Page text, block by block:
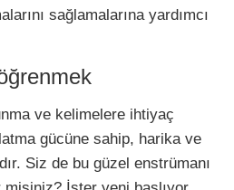
sağlamalarına yardımcı
ve kelimelere ihtiyaç
gücüne sahip, harika ve
Siz de bu güzel enstrümanı